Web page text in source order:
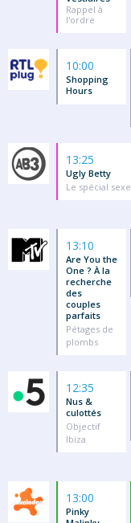
Rappel à
l'ordre
10:00
Shopping
Hours
13:25
Ugly Betty
Le spécial sexe
13:10
Are You the
One ? À la
recherche
des
couples
parfaits
Pétages de
plombs
12:35
Nus &
culottés
Objectif
Ibiza
13:00
Pinky